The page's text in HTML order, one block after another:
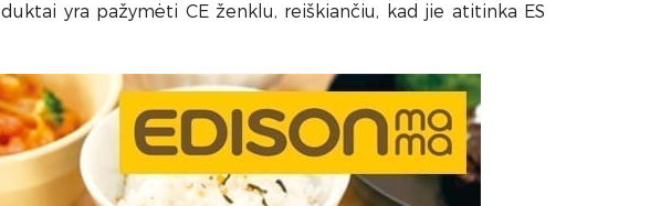
yra pažymėti CE ženklu, reiškiančiu, kad jie atitinka ES